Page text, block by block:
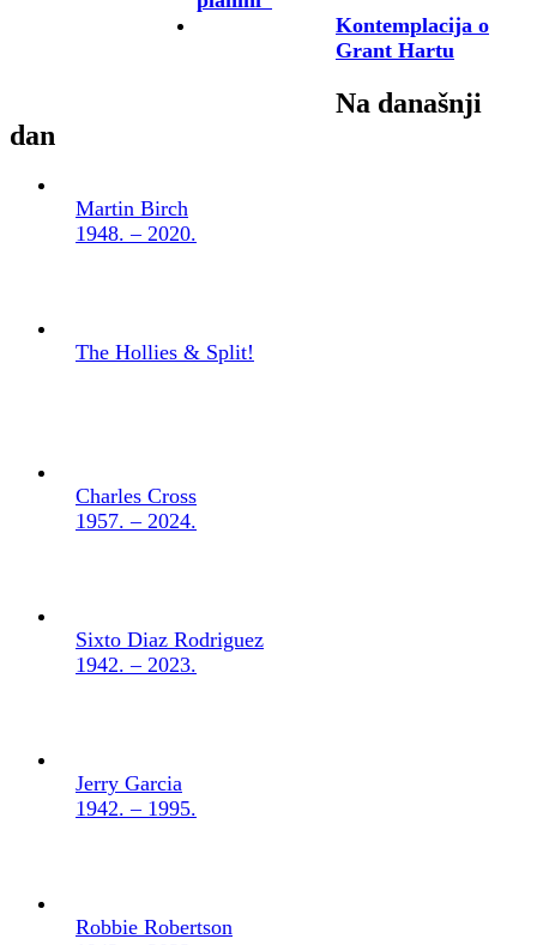
Kontemplacija o
Grant Hartu
Na današnji
dan
Martin Birch
1948. – 2020.
The Hollies & Split!
Charles Cross
1957. – 2024.
Sixto Diaz Rodriguez
1942. – 2023.
Jerry Garcia
1942. – 1995.
Robbie Robertson